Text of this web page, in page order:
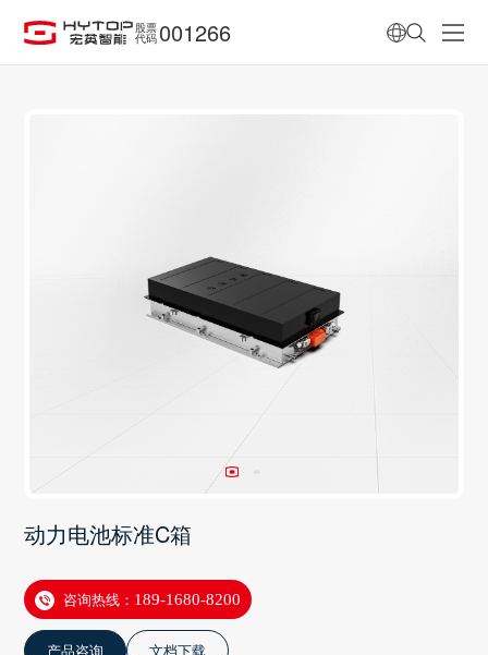
股票
代码 001266
动力电池标准C箱
咨询热线： 189-1680-8200
产品咨询 文档下载